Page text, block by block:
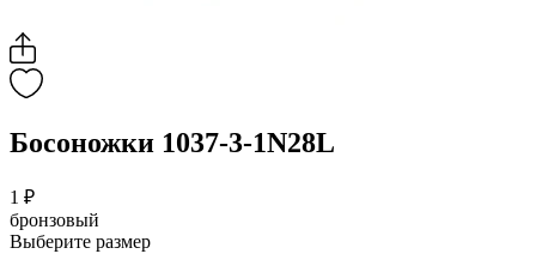
Босоножки 1037-3-1N28L
1 ₽
бронзовый
Выберите размер